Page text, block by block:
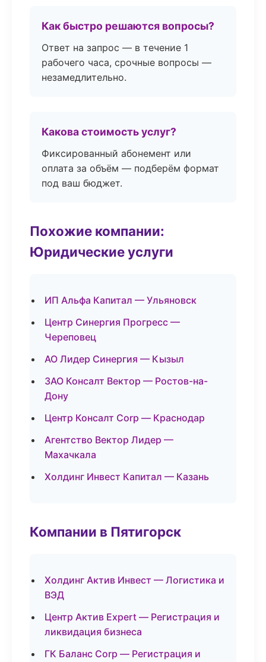
Как быстро решаются вопросы?
Ответ на запрос — в течение 1
рабочего часа, срочные вопросы —
незамедлительно.
Какова стоимость услуг?
Фиксированный абонемент или
оплата за объём — подберём формат
под ваш бюджет.
Похожие компании:
Юридические услуги
ИП Альфа Капитал — Ульяновск
Центр Синергия Прогресс —
Череповец
АО Лидер Синергия — Кызыл
ЗАО Консалт Вектор — Ростов-на-
Дону
Центр Консалт Corp — Краснодар
Агентство Вектор Лидер —
Махачкала
Холдинг Инвест Капитал — Казань
Компании в Пятигорск
Холдинг Актив Инвест — Логистика и
ВЭД
Центр Актив Expert — Регистрация и
ликвидация бизнеса
ГК Баланс Corp — Регистрация и